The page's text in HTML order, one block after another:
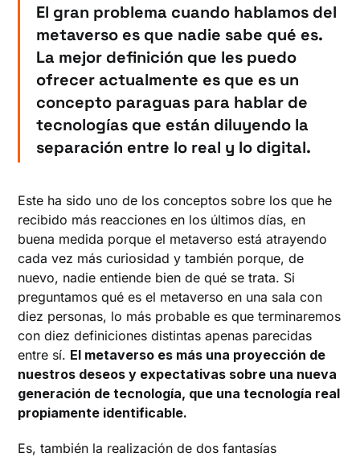
El gran problema cuando hablamos del
metaverso es que nadie sabe qué es.
La mejor definición que les puedo
ofrecer actualmente es que es un
concepto paraguas para hablar de
tecnologías que están diluyendo la
separación entre lo real y lo digital.
Este ha sido uno de los conceptos sobre los que he
recibido más reacciones en los últimos días, en
buena medida porque el metaverso está atrayendo
cada vez más curiosidad y también porque, de
nuevo, nadie entiende bien de qué se trata. Si
preguntamos qué es el metaverso en una sala con
diez personas, lo más probable es que terminaremos
con diez definiciones distintas apenas parecidas
entre sí. El metaverso es más una proyección de
nuestros deseos y expectativas sobre una nueva
generación de tecnología, que una tecnología real
propiamente identificable.
Es, también la realización de dos fantasías